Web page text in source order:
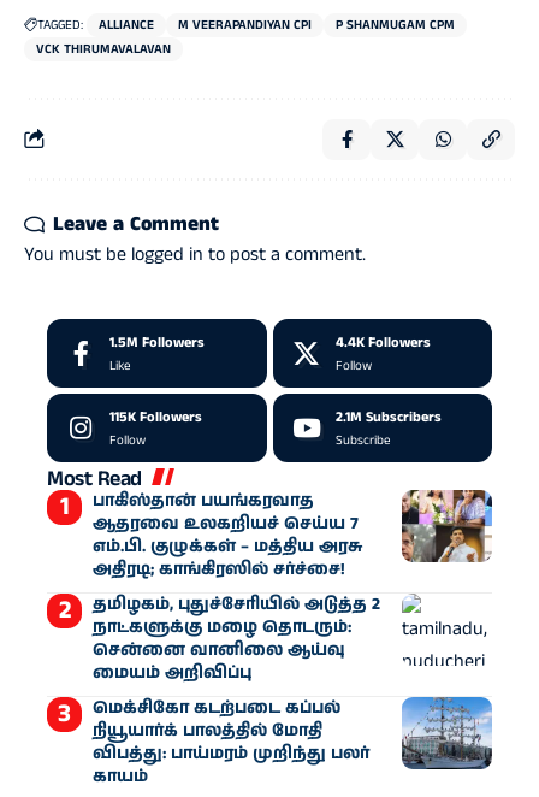
TAGGED: ALLIANCE M VEERAPANDIYAN CPI
P SHANMUGAM CPM
VCK THIRUMAVALAVAN
Leave a Comment
You must be logged in to post a comment.
1.5M Followers
Like
4.4K Followers
Follow
115KFollowers
Follow
2.1M Subscribers
Subscribe
Most Read
பாகிஸ்தான் பயங்கரவாத
ஆதரவை உலகறியச் செய்ய 7
எம்.பி. குழுக்கள் – மத்திய அரசு
அதிரடி; காங்கிரஸில் சர்ச்சை!
தமிழகம், புதுச்சேரியில் அடுத்த 2
நாட்களுக்கு மழை தொடரும்:
சென்னை வானிலை ஆய்வு
மையம் அறிவிப்பு
மெக்சிகோ கடற்படை கப்பல்
நியூயார்க் பாலத்தில் மோதி
விபத்து: பாய்மரம் முறிந்து பலர்
காயம்